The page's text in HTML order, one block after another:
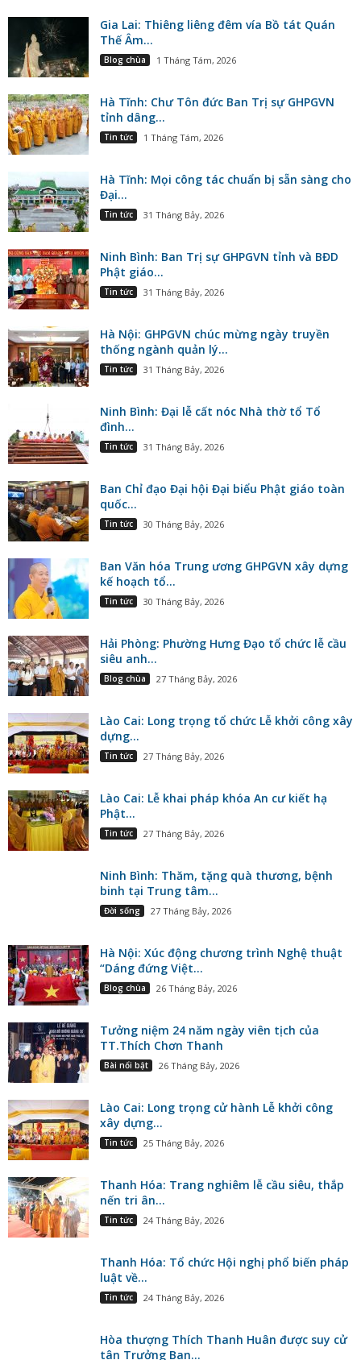
Gia Lai: Thiêng liêng đêm vía Bồ tát Quán
Thế Âm...
Blog chùa 1 Tháng Tám, 2026
Hà Tĩnh: Chư Tôn đức Ban Trị sự GHPGVN
tỉnh dâng...
Tin tức 1 Tháng Tám, 2026
Hà Tĩnh: Mọi công tác chuẩn bị sẵn sàng cho
Đại...
Tin tức 31 Tháng Bảy, 2026
Ninh Bình: Ban Trị sự GHPGVN tỉnh và BĐD
Phật giáo...
Tin tức 31 Tháng Bảy, 2026
Hà Nội: GHPGVN chúc mừng ngày truyền
thống ngành quản lý...
Tin tức 31 Tháng Bảy, 2026
Ninh Bình: Đại lễ cất nóc Nhà thờ tổ Tổ
đình...
Tin tức 31 Tháng Bảy, 2026
Ban Chỉ đạo Đại hội Đại biểu Phật giáo toàn
quốc...
Tin tức 30 Tháng Bảy, 2026
Ban Văn hóa Trung ương GHPGVN xây dựng
kế hoạch tổ...
Tin tức 30 Tháng Bảy, 2026
Hải Phòng: Phường Hưng Đạo tổ chức lễ cầu
siêu anh...
Blog chùa 27 Tháng Bảy, 2026
Lào Cai: Long trọng tổ chức Lễ khởi công xây
dựng...
Tin tức 27 Tháng Bảy, 2026
Lào Cai: Lễ khai pháp khóa An cư kiết hạ
Phật...
Tin tức 27 Tháng Bảy, 2026
Ninh Bình: Thăm, tặng quà thương, bệnh
binh tại Trung tâm...
Đời sống 27 Tháng Bảy, 2026
Hà Nội: Xúc động chương trình Nghệ thuật
“Dáng đứng Việt...
Blog chùa 26 Tháng Bảy, 2026
Tưởng niệm 24 năm ngày viên tịch của
TT.Thích Chơn Thanh
Bài nổi bật 26 Tháng Bảy, 2026
Lào Cai: Long trọng cử hành Lễ khởi công
xây dựng...
Tin tức 25 Tháng Bảy, 2026
Thanh Hóa: Trang nghiêm lễ cầu siêu, thắp
nến tri ân...
Tin tức 24 Tháng Bảy, 2026
Thanh Hóa: Tổ chức Hội nghị phổ biến pháp
luật về...
Tin tức 24 Tháng Bảy, 2026
Hòa thượng Thích Thanh Huân được suy cử
tân Trưởng Ban...